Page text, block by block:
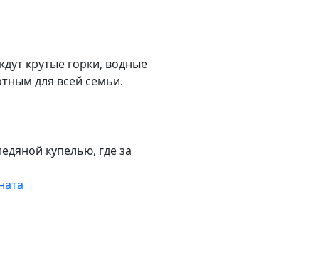
крутые горки, водные
для всей семьи.
купелью, где за